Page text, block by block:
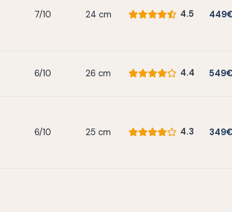
7/10 24 cm 4.5
6/10 26 cm 4.4 549€
6/10 25 cm 4.3 349€